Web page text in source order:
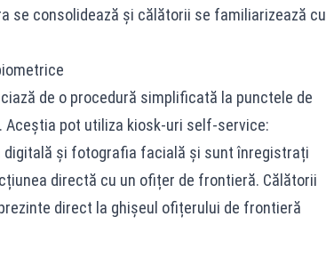
se consolidează și călătorii se familiarizează cu
de o procedură simplificată la punctele de
pot utiliza kiosk-uri self-service:
digitală și fotografia facială și sunt înregistrați
directă cu un ofițer de frontieră. Călătorii
direct la ghișeul ofițerului de frontieră